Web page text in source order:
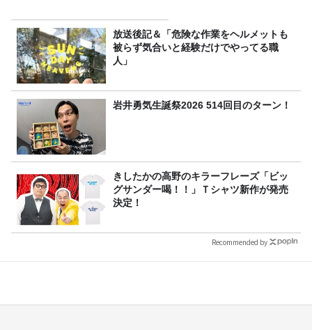
放送後記＆「危険な作業をヘルメットも
被らず気合いと経験だけでやってる職
人」
岩井勇気生誕祭2026 514回目のターン！
きしたかの高野のキラーフレーズ「ビッ
グサンダー喝！！」Ｔシャツ新作が発売
決定！
Recommended by